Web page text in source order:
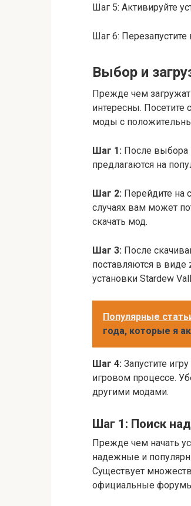
Шаг 5: Активируйте
Шаг 6:
Выбор и
Прежде чем
интересны.
моды с
Шаг 1: После выбора
предлагаются на
Шаг 2: Перейдите на
случаях вам может
скачать мод.
Шаг 3: После
поставляются в
установки Stardew
Популярные
года, которые я
Шаг 4: Запустите
игровом процессе.
другими модами.
Шаг 1: Поиск
Прежде чем начать
надежные и
Существует
официальные